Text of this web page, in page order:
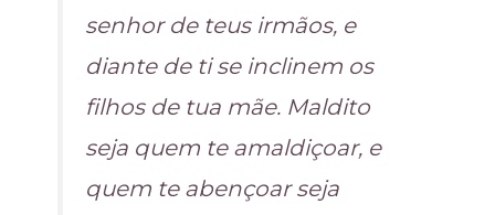
senhor de teus irmãos, e
diante de ti se inclinem os
filhos de tua mãe. Maldito
seja quem te amaldiçoar, e
quem te abençoar seja